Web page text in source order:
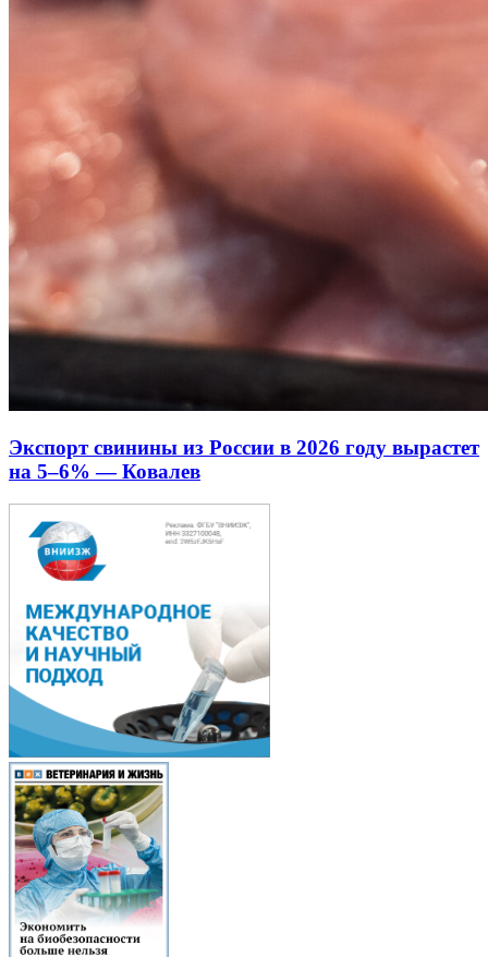
Экспорт свинины из России в 2026 году вырастет
на 5–6% — Ковалев